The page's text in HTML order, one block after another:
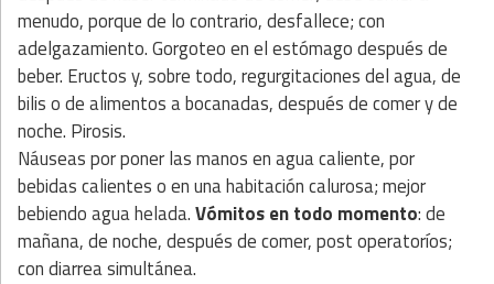
menudo, porque de lo contrario, desfallece; con
adelgazamiento. Gorgoteo en el estómago después de
beber. Eructos y, sobre todo, regurgitaciones del agua, de
bilis o de alimentos a bocanadas, después de comer y de
noche. Pirosis.
Náuseas por poner las manos en agua caliente, por
bebidas calientes o en una habitación calurosa; mejor
bebiendo agua helada.Vómitos en todo momento: de
mañana, de noche, después de comer, post operatoríos;
con diarrea simultánea.